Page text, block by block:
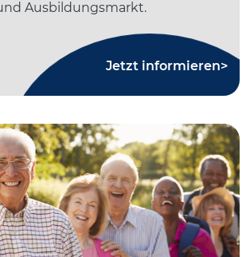
Ausbildungsmarkt.
Jetzt informieren>